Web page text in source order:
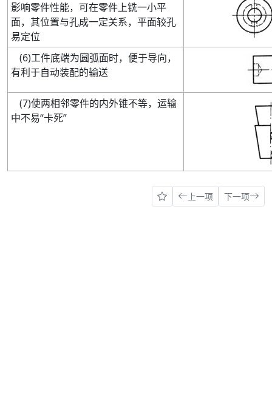
影响零件性能，可在零件上铣一小平
面，其位置与孔成一定关系，平面较孔
易定位
(6)工件底端为圆弧面时，便于导向，
有利于自动装配的输送
(7)使两相邻零件的内外锥不等，运输
中不易“卡死”
上一项 下一项